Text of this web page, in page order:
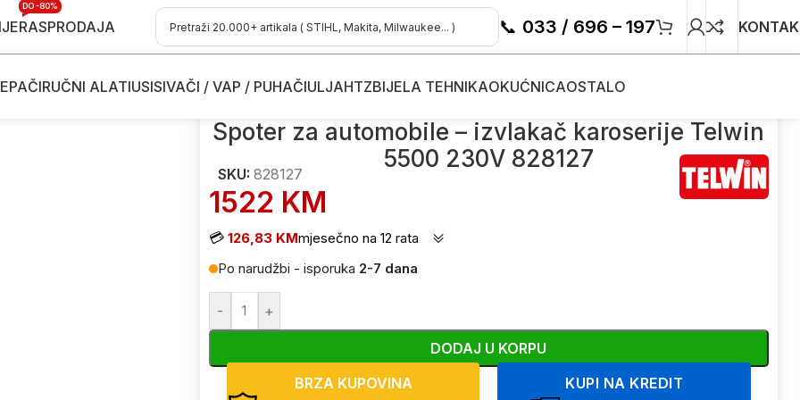
RASPRODAJA
DO -80%
📞 033 / 696 – 197
RUČNI ALATIUSISIVAČI / VAP / PUHAČIULJAHTZBIJELA TEHNIKAOKUĆNICAOSTALO
aparati za zavarivanje - varenje Spoter za automobile – izvlakač karoserije Telwin 5500 230V 828127
Spoter za automobile – izvlakač karoserije Telwin
5500 230V 828127
SKU: 828127
1522 KM
💳 126,83 KMmjesečno na 12 rata
Po narudžbi - isporuka 2-7 dana
- +
DODAJ U KORPU
BRZA KUPOVINA
KUPI NA KREDIT